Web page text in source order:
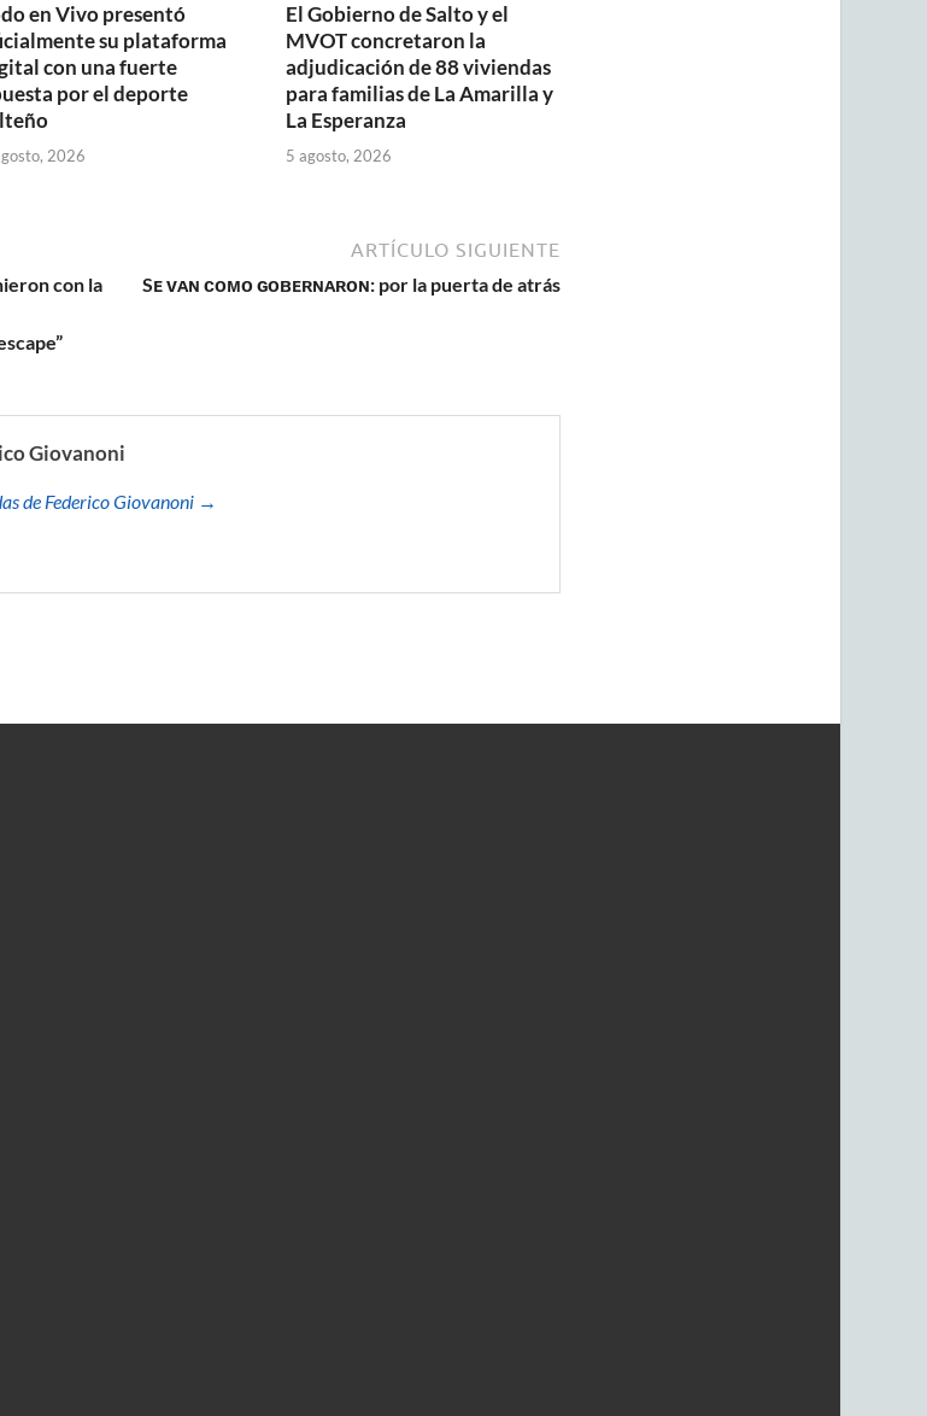
en Vivo presentó
su plataforma
con una fuerte
por el deporte
2026
El Gobierno de Salto y el
MVOT concretaron la
adjudicación de 88 viviendas
para familias de La Amarilla y
La Esperanza
5 agosto, 2026
con la
ARTÍCULO SIGUIENTE
Sᴇ ᴠᴀɴ ᴄᴏᴍᴏ ɢᴏʙᴇʀɴᴀʀᴏɴ: por la puerta de atrás
Giovanoni
de Federico Giovanoni →